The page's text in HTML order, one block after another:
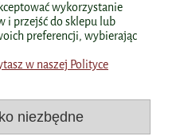
wykorzystanie
i przejść do sklepu lub
preferencji, wybierając
w naszej Polityce
niezbędne